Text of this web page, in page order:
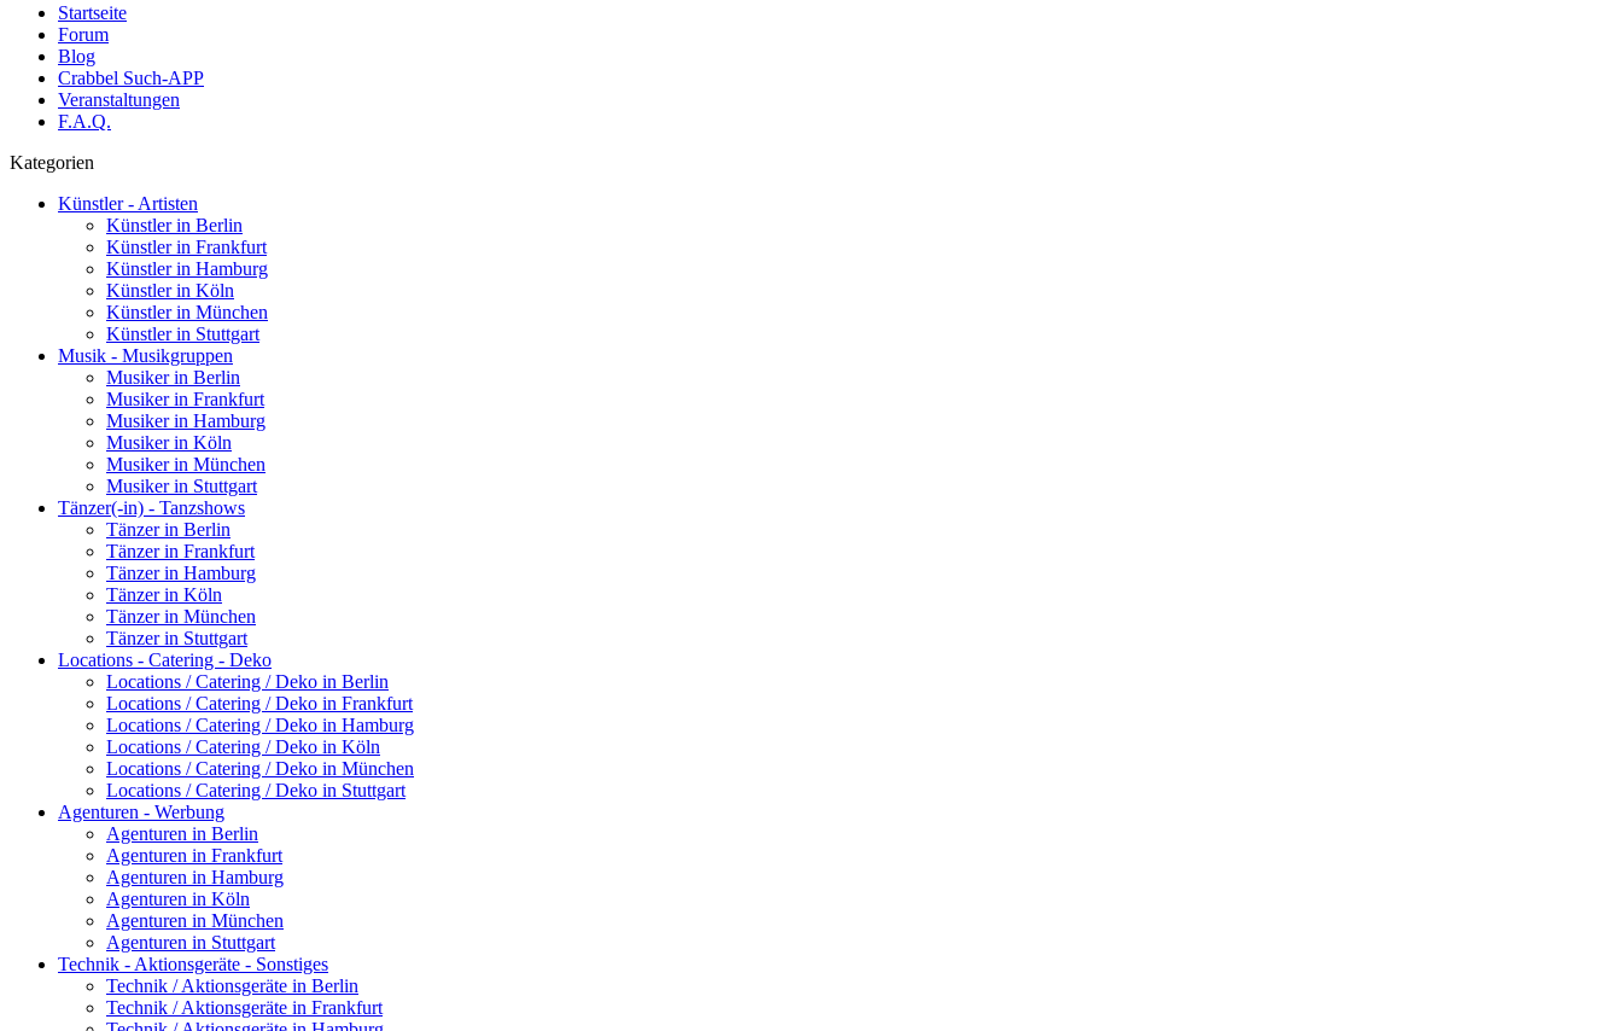
Startseite
Forum
Blog
Crabbel Such-APP
Veranstaltungen
F.A.Q.
Kategorien
Künstler - Artisten
Künstler in Berlin
Künstler in Frankfurt
Künstler in Hamburg
Künstler in Köln
Künstler in München
Künstler in Stuttgart
Musik - Musikgruppen
Musiker in Berlin
Musiker in Frankfurt
Musiker in Hamburg
Musiker in Köln
Musiker in München
Musiker in Stuttgart
Tänzer(-in) - Tanzshows
Tänzer in Berlin
Tänzer in Frankfurt
Tänzer in Hamburg
Tänzer in Köln
Tänzer in München
Tänzer in Stuttgart
Locations - Catering - Deko
Locations / Catering / Deko in Berlin
Locations / Catering / Deko in Frankfurt
Locations / Catering / Deko in Hamburg
Locations / Catering / Deko in Köln
Locations / Catering / Deko in München
Locations / Catering / Deko in Stuttgart
Agenturen - Werbung
Agenturen in Berlin
Agenturen in Frankfurt
Agenturen in Hamburg
Agenturen in Köln
Agenturen in München
Agenturen in Stuttgart
Technik - Aktionsgeräte - Sonstiges
Technik / Aktionsgeräte in Berlin
Technik / Aktionsgeräte in Frankfurt